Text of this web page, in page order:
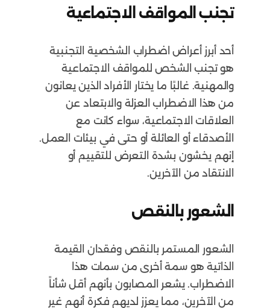
تجنب المواقف الاجتماعية
أحد أبرز أعراض اضطراب الشخصية التجنبية
هو تجنب الشخص للمواقف الاجتماعية
والمهنية. غالبًا ما يختار الأفراد الذين يعانون
من هذا الاضطراب العزلة والابتعاد عن
العلاقات الاجتماعية، سواء كانت مع
الأصدقاء أو العائلة أو حتى في بيئات العمل.
إنهم يخشون بشدة التعرض للتقييم أو
الانتقاد من الآخرين.
الشعور بالنقص
الشعور المستمر بالنقص وفقدان القيمة
الذاتية هو سمة أخرى من سمات هذا
الاضطراب. يشعر المصابون بأنهم أقل شأناً
من الآخرين، مما يعزز لديهم فكرة أنهم غير